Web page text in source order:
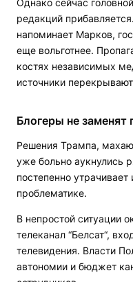
Однако сейчас
редакций
напоминает Марков,
еще вольготнее.
костях независимых
источники
Блогеры не
Решения Трампа,
уже больно аукнулись
постепенно
проблематике.
В непростой ситуации
телеканал “Белсат“,
телевидения. Власти
автономии и бюджет